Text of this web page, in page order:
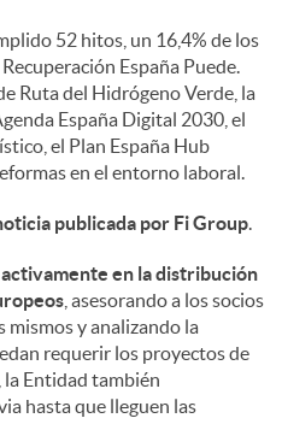
52 hitos, un 16,4% de los
España Puede.
Ruta del Hidrógeno Verde, la
España Digital 2030, el
el Plan España Hub
en el entorno laboral.
publicada por Fi Group.
en la distribución
, asesorando a los socios
mismos y analizando la
requerir los proyectos de
la Entidad también
hasta que lleguen las